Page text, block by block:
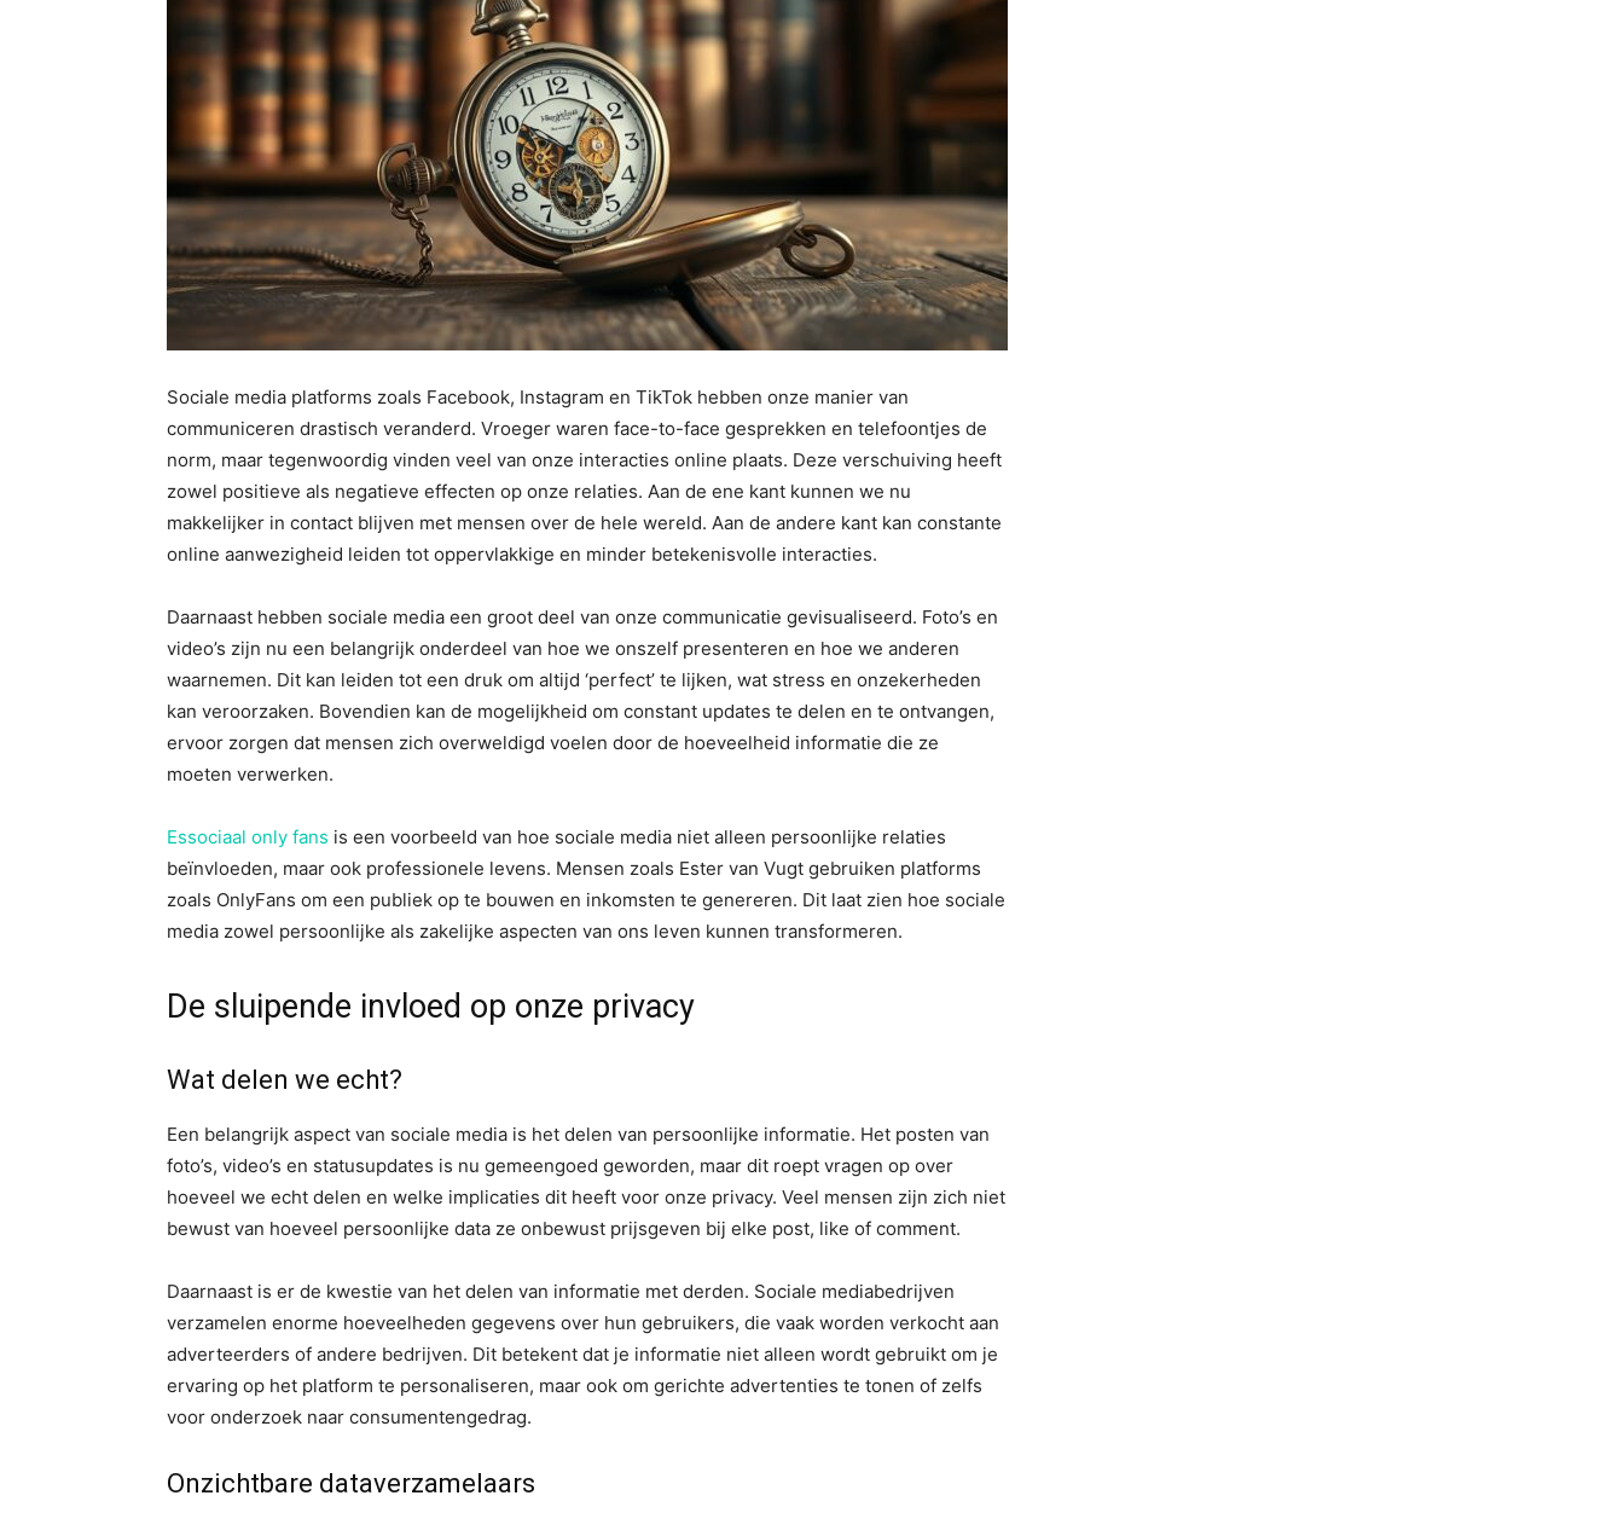
Sociale media platforms zoals Facebook, Instagram en TikTok hebben onze manier van
communiceren drastisch veranderd. Vroeger waren face-to-face gesprekken en telefoontjes de
norm, maar tegenwoordig vinden veel van onze interacties online plaats. Deze verschuiving heeft
zowel positieve als negatieve effecten op onze relaties. Aan de ene kant kunnen we nu
makkelijker in contact blijven met mensen over de hele wereld. Aan de andere kant kan constante
online aanwezigheid leiden tot oppervlakkige en minder betekenisvolle interacties.
Daarnaast hebben sociale media een groot deel van onze communicatie gevisualiseerd. Foto’s en
video’s zijn nu een belangrijk onderdeel van hoe we onszelf presenteren en hoe we anderen
waarnemen. Dit kan leiden tot een druk om altijd ‘perfect’ te lijken, wat stress en onzekerheden
kan veroorzaken. Bovendien kan de mogelijkheid om constant updates te delen en te ontvangen,
ervoor zorgen dat mensen zich overweldigd voelen door de hoeveelheid informatie die ze
moeten verwerken.
Essociaal only fans is een voorbeeld van hoe sociale media niet alleen persoonlijke relaties
beïnvloeden, maar ook professionele levens. Mensen zoals Ester van Vugt gebruiken platforms
zoals OnlyFans om een publiek op te bouwen en inkomsten te genereren. Dit laat zien hoe sociale
media zowel persoonlijke als zakelijke aspecten van ons leven kunnen transformeren.
De sluipende invloed op onze privacy
Wat delen we echt?
Een belangrijk aspect van sociale media is het delen van persoonlijke informatie. Het posten van
foto’s, video’s en statusupdates is nu gemeengoed geworden, maar dit roept vragen op over
hoeveel we echt delen en welke implicaties dit heeft voor onze privacy. Veel mensen zijn zich niet
bewust van hoeveel persoonlijke data ze onbewust prijsgeven bij elke post, like of comment.
Daarnaast is er de kwestie van het delen van informatie met derden. Sociale mediabedrijven
verzamelen enorme hoeveelheden gegevens over hun gebruikers, die vaak worden verkocht aan
adverteerders of andere bedrijven. Dit betekent dat je informatie niet alleen wordt gebruikt om je
ervaring op het platform te personaliseren, maar ook om gerichte advertenties te tonen of zelfs
voor onderzoek naar consumentengedrag.
Onzichtbare dataverzamelaars